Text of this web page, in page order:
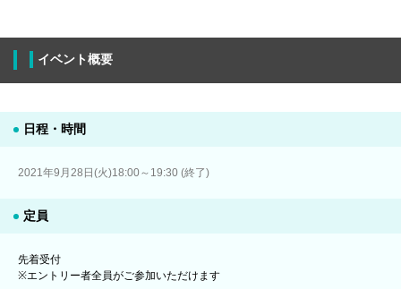
イベント概要
日程・時間
2021年9月28日(火)18:00～19:30 (終了)
定員
先着受付
※エントリー者全員がご参加いただけます